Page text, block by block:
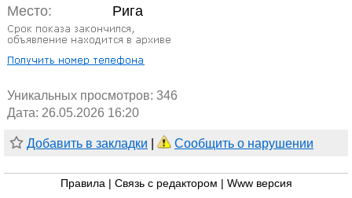
Место: Рига
Уникальных просмотров: 346
Дата: 26.05.2026 16:20
Добавить в закладки Сообщить о нарушении
Правила Связь с редактором Www версия